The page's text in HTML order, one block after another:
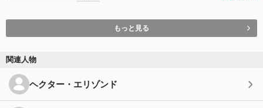
もっと見る
関連人物
ヘクター・エリゾンド